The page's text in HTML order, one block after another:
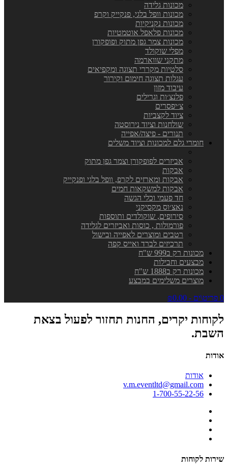
מכונות גלידה
מכונות וופל בלגי, פנקייק וקרפ
מכונות נקניקיות
מכונות פלאפל אוטמטיות
מכונות צמר גפן מתוק ופופקורן
מפלי שוקולד
מתקני שווארמה
סלטיות מקררי תצוגה ומקפיאים
עגלות תצוגה חימום וקירור
עיבוד מזון
פלנצ׳ות וגרילים
צ׳יפסרים
ציוד לקצביות
שולחנות וציוד נירוסטה
תנורים - פיצה/אפייה
חומרי גלם למכונות וציוד משלים
אביזרים לפופקורן וצמר גפן מתוק
אבקות
אבקות ומארזים לקרפ, וופל בלגי ופנקייק
אבקות למשקאות חמים
חד פעמי וכלי הגשה
נאצ׳וס מקסיקני
סירופים, שוקולדים ותוספות
פורמולות , כוסות ואביזרים לגלידה
רטבים ומוצרים לאפייה ובישול
תרכיזים לברד ואייס קפה
מכונות רק ב999 ש"ח
מבצעים וחבילות
מכונות רק ב1888 ש"ח
מוצרים משלימים במבצע
0 פריט\ים - ₪0.00
לקוחות יקרים, החנות תחזור לפעול בצאת
השבת.
אודות
אודות
v.m.eventltd@gmail.com
1-700-55-22-56
שירות לקוחות